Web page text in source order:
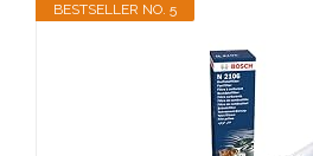
BESTSELLER NO. 5